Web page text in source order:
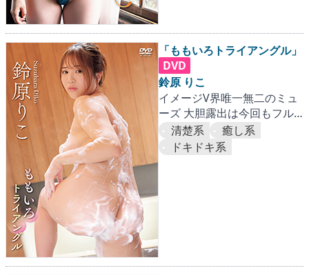
「ももいろトライアングル」
DVD
鈴原 りこ
イメージV界唯一無二のミュ
ーズ 大胆露出は今回もフル
スロットル！
清楚系
癒し系
ドキドキ系